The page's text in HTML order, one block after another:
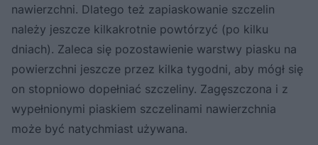
nawierzchni. Dlatego też zapiaskowanie szczelin
należy jeszcze kilkakrotnie powtórzyć (po kilku
dniach). Zaleca się pozostawienie warstwy piasku na
powierzchni jeszcze przez kilka tygodni, aby mógł się
on stopniowo dopełniać szczeliny. Zagęszczona i z
wypełnionymi piaskiem szczelinami nawierzchnia
może być natychmiast używana.